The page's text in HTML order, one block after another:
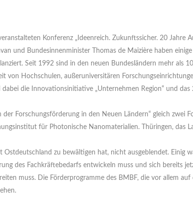
Konferenz „Ideenreich. Zukunftssicher. 20 Jahre
und Bundesinnenminister Thomas de Maizière haben
Seit 1992 sind in den neuen Bundesländern mehr als
von Hochschulen, außeruniversitären
die Innovationsinitiative „Unternehmen Region“ und das
Forschungsförderung in den Neuen Ländern“ gleich zwei
für Photonische Nanomaterialien. Thüringen, das
zu bewältigen hat, nicht ausgeblendet. Einig
des Fachkräftebedarfs entwickeln muss und sich bereits
muss. Die Förderprogramme des BMBF, die vor allem auf